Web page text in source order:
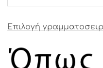
Επιλογή